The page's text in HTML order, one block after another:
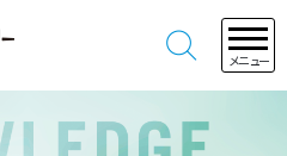
メニュー